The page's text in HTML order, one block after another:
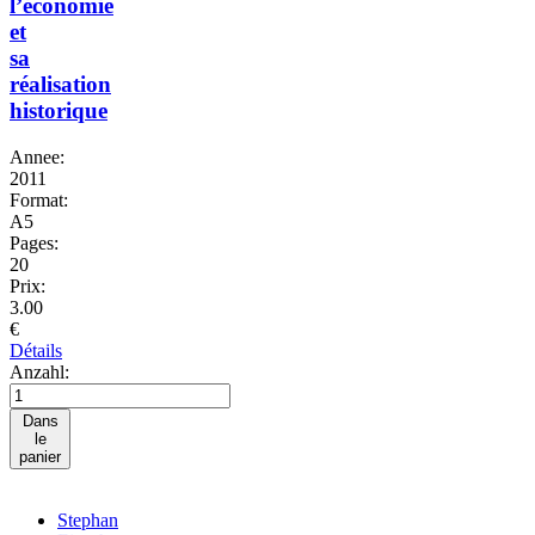
l’économie
et
sa
réalisation
historique
Annee:
2011
Format:
A5
Pages:
20
Prix:
3.00
€
Détails
Anzahl:
Dans
le
panier
Stephan